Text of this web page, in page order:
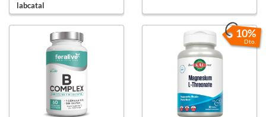
labcatal
10%
Dto.